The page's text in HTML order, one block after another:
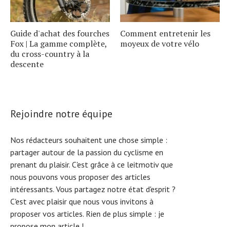
Guide d'achat des fourches
Fox | La gamme complète,
du cross-country à la
descente
Comment entretenir les
moyeux de votre vélo
Rejoindre notre équipe
Nos rédacteurs souhaitent une chose simple :
partager autour de la passion du cyclisme en
prenant du plaisir. C'est grâce à ce leitmotiv que
nous pouvons vous proposer des articles
intéressants. Vous partagez notre état d'esprit ?
C'est avec plaisir que nous vous invitons à
proposer vos articles. Rien de plus simple : je